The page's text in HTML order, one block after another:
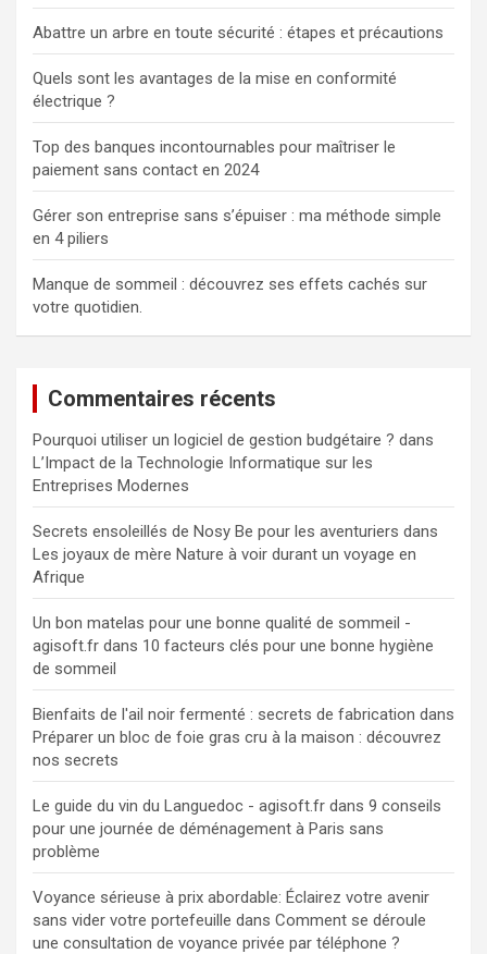
Abattre un arbre en toute sécurité : étapes et précautions
Quels sont les avantages de la mise en conformité
électrique ?
Top des banques incontournables pour maîtriser le
paiement sans contact en 2024
Gérer son entreprise sans s’épuiser : ma méthode simple
en 4 piliers
Manque de sommeil : découvrez ses effets cachés sur
votre quotidien.
Commentaires récents
Pourquoi utiliser un logiciel de gestion budgétaire ? dans
L’Impact de la Technologie Informatique sur les
Entreprises Modernes
Secrets ensoleillés de Nosy Be pour les aventuriers dans
Les joyaux de mère Nature à voir durant un voyage en
Afrique
Un bon matelas pour une bonne qualité de sommeil -
agisoft.fr dans 10 facteurs clés pour une bonne hygiène
de sommeil
Bienfaits de l'ail noir fermenté : secrets de fabrication dans
Préparer un bloc de foie gras cru à la maison : découvrez
nos secrets
Le guide du vin du Languedoc - agisoft.fr dans 9 conseils
pour une journée de déménagement à Paris sans
problème
Voyance sérieuse à prix abordable: Éclairez votre avenir
sans vider votre portefeuille dans Comment se déroule
une consultation de voyance privée par téléphone ?